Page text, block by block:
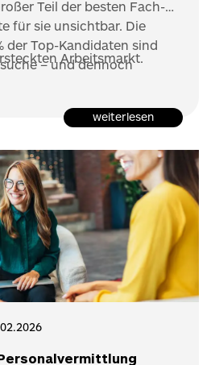
Teil der besten Fach-
für sie unsichtbar. Die
der Top-Kandidaten sind
– und dennoch
Arbeitsmarkt.
weiterlesen